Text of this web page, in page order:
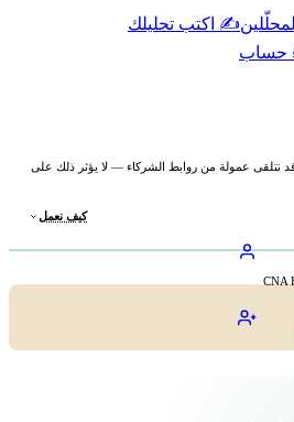
✍️ اكتب تحليلك
حساب
نتلقى عمولة من روابط الشركاء — لا يؤثر ذلك على
كيف نعمل
CNA